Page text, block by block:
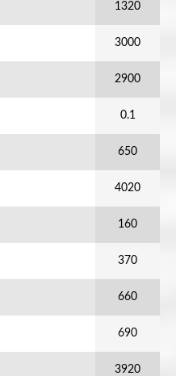
1320
3000
2900
0.1
650
4020
160
370
660
690
3920